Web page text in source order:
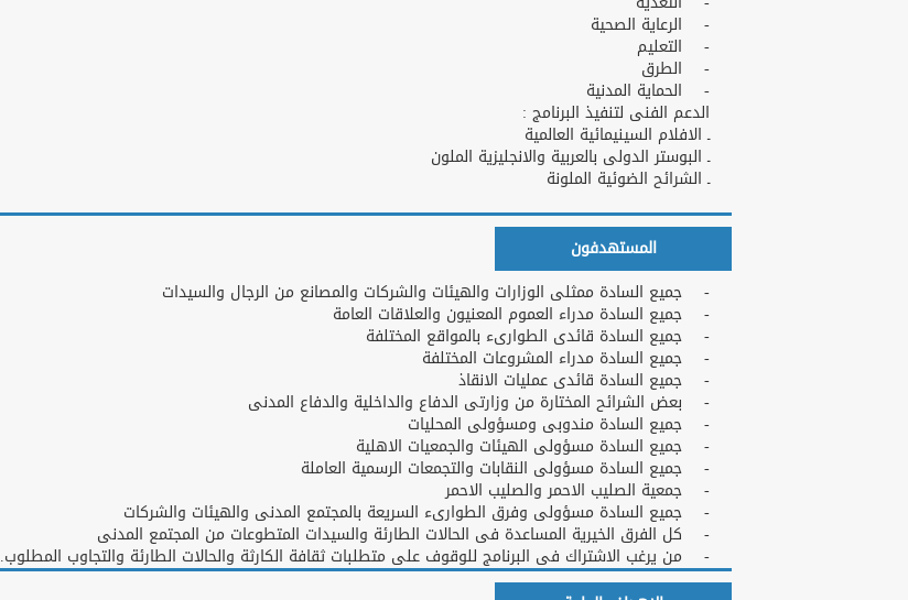
- الرعاية الصحية
- التعليم
- الطرق
- الحماية المدنية
الدعم الفنى لتنفيذ البرنامج :
ـ الافلام السينيمائية العالمية
ـ البوستر الدولى بالعربية والانجليزية الملون
ـ الشرائح الضوئية الملونة
المستهدفون
- جميع السادة ممثلى الوزارات والهيئات والشركات والمصانع من الرجال والسيدات
- جميع السادة مدراء العموم المعنيون والعلاقات العامة
- جميع السادة قائدى الطوارىء بالمواقع المختلفة
- جميع السادة مدراء المشروعات المختلفة
- جميع السادة قائدى عمليات الانقاذ
- بعض الشرائح المختارة من وزارتى الدفاع والداخلية والدفاع المدنى
- جميع السادة مندوبى ومسؤولى المحليات
- جميع السادة مسؤولى الهيئات والجمعيات الاهلية
- جميع السادة مسؤولى النقابات والتجمعات الرسمية العاملة
- جمعية الصليب الاحمر والصليب الاحمر
- جميع السادة مسؤولى وفرق الطوارىء السريعة بالمجتمع المدنى والهيئات والشركات
- كل الفرق الخيرية المساعدة فى الحالات الطارئة والسيدات المتطوعات من المجتمع المدنى
- من يرغب الاشتراك فى البرنامج للوقوف على متطلبات ثقافة الكارثة والحالات الطارئة والتجاوب المطلوب.